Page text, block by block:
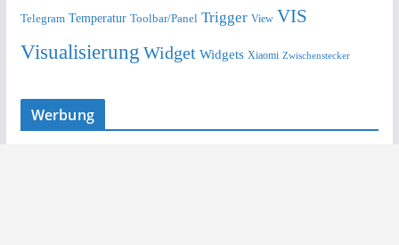
Telegram Temperatur Toolbar/Panel Trigger View VIS
Visualisierung Widget Widgets Xiaomi Zwischenstecker
Werbung